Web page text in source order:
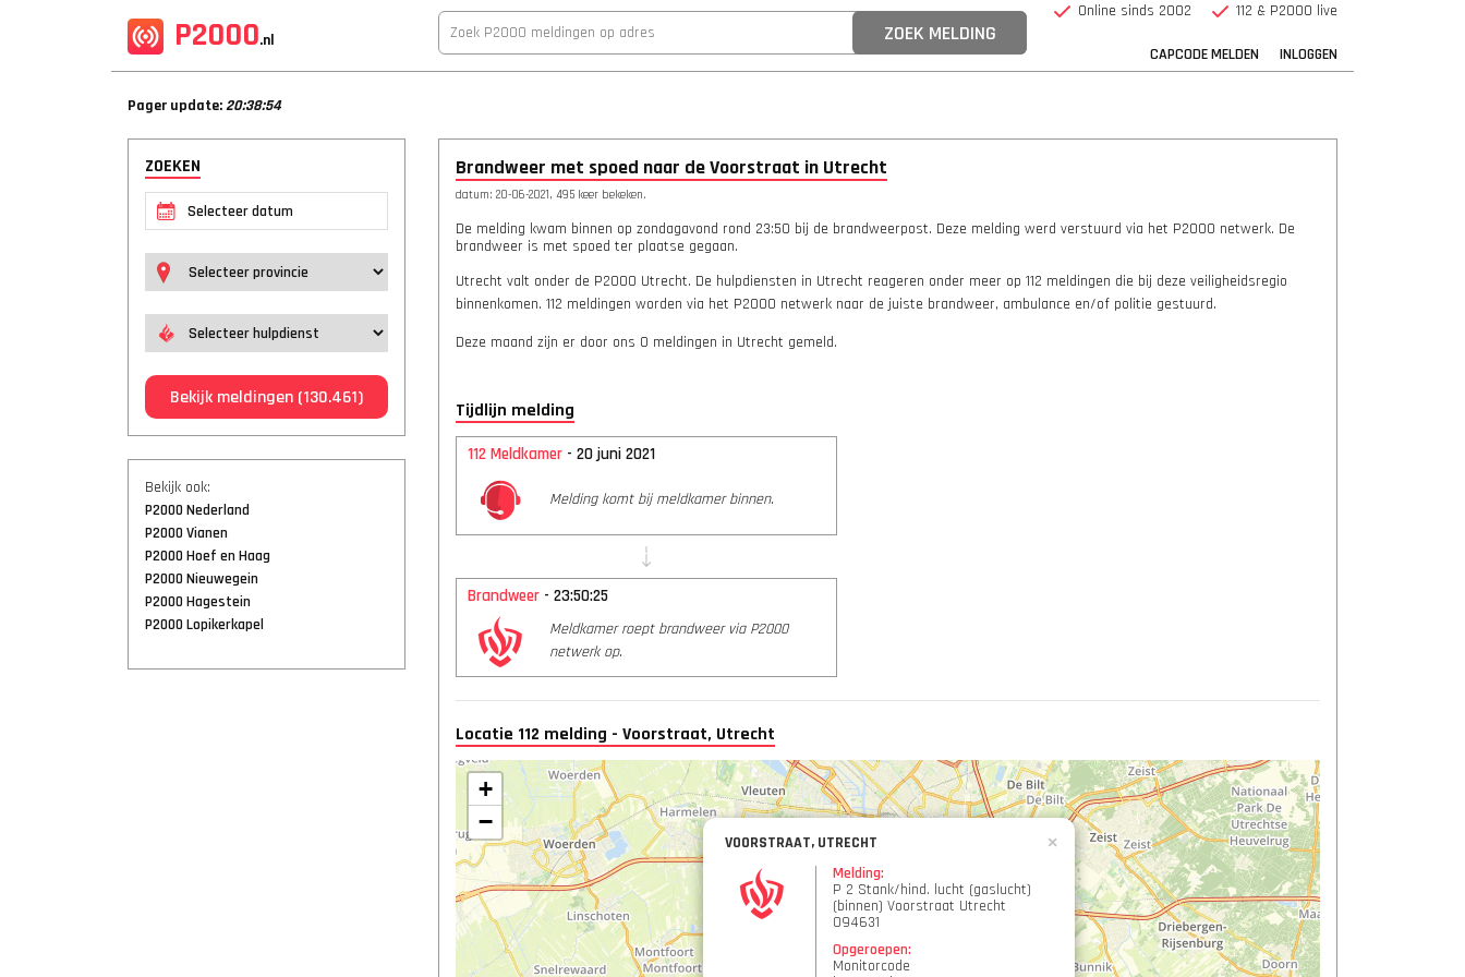
P2000.nl
CAPCODE MELDEN INLOGGEN
Online sinds 2002 112 & P2000 live
Pager update:20:38:54
ZOEKEN
Bekijk meldingen (130.461)
Bekijk ook:
P2000 Nederland
P2000 Vianen
P2000 Hoef en Haag
P2000 Nieuwegein
P2000 Hagestein
P2000 Lopikerkapel
Brandweer met spoed naar de Voorstraat in Utrecht
datum: 20-06-2021, 495 keer bekeken.
De melding kwam binnen op zondagavond rond 23:50 bij de brandweerpost. Deze melding werd verstuurd via het P2000 netwerk. De
brandweer is met spoed ter plaatse gegaan.
Utrecht valt onder de P2000 Utrecht. De hulpdiensten in Utrecht reageren onder meer op 112 meldingen die bij deze veiligheidsregio
binnenkomen. 112 meldingen worden via het P2000 netwerk naar de juiste brandweer, ambulance en/of politie gestuurd.
Deze maand zijn er door ons 0 meldingen in Utrecht gemeld.
Tijdlijn melding
112 Meldkamer - 20 juni 2021
Melding komt bij meldkamer binnen.
Brandweer - 23:50:25
Meldkamer roept brandweer via P2000
netwerk op.
Locatie 112 melding - Voorstraat, Utrecht
VOORSTRAAT, UTRECHT
Melding:
P 2 Stank/hind. lucht (gaslucht)
(binnen) Voorstraat Utrecht
094631
Opgeroepen:
Monitorcode
×
+
−